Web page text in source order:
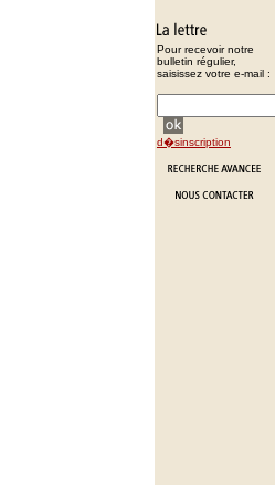
Pour recevoir notre
bulletin régulier,
saisissez votre e-mail :
d�sinscription